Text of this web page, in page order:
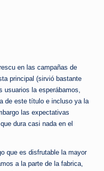
en las campañas de
principal (sirvió bastante
la esperábamos,
de este título e incluso ya la
las expectativas
dura casi nada en el
que es disfrutable la mayor
a la parte de la fabrica,